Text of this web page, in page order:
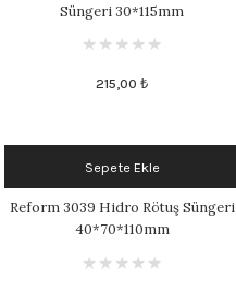
Süngeri 30*115mm
215,00 ₺
Sepete Ekle
Reform 3039 Hidro Rötuş Süngeri
40*70*110mm